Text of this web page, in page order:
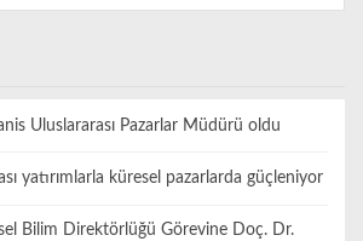
Uluslararası Pazarlar Müdürü oldu
yatırımlarla küresel pazarlarda güçleniyor
Bilim Direktörlüğü Görevine Doç. Dr.